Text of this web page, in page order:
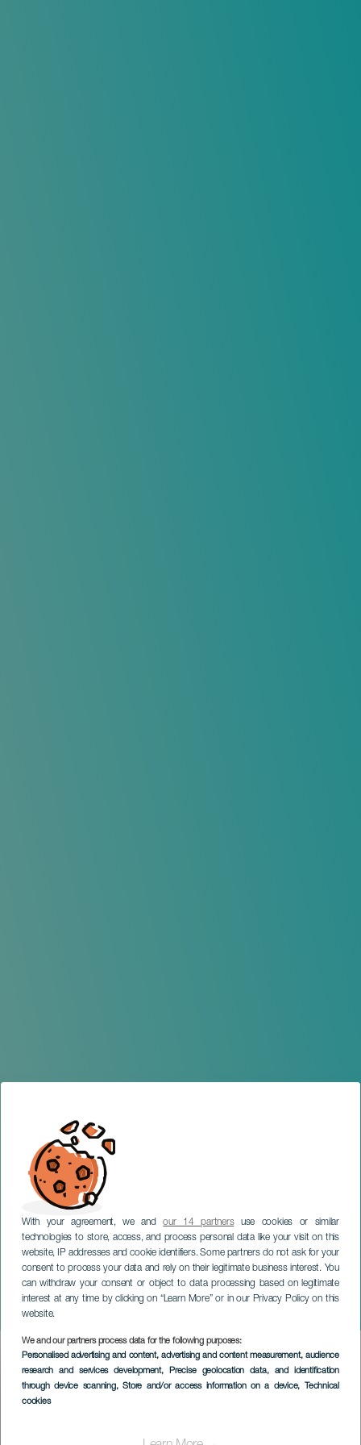
With your agreement, we andour 14 partnersuse cookies or similar
technologies to store, access, and process personal data like your visit on this
website, IP addresses and cookie identifiers. Some partners do not ask for your
consent to process your data and rely on their legitimate business interest. You
can withdraw your consent or object to data processing based on legitimate
interest at any time by clicking on “Learn More” or in our Privacy Policy on this
website.
We and our partners process data for the following purposes:
Personalised advertising and content, advertising and content measurement, audience
research and services development, Precise geolocation data, and identification
through device scanning, Store and/or access information on a device, Technical
cookies
Romería de El Poleo - El
Amparo
TENERIFE
Imagen
Listado